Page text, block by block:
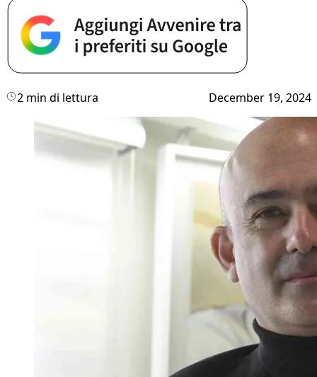
2 min di lettura December 19, 2024